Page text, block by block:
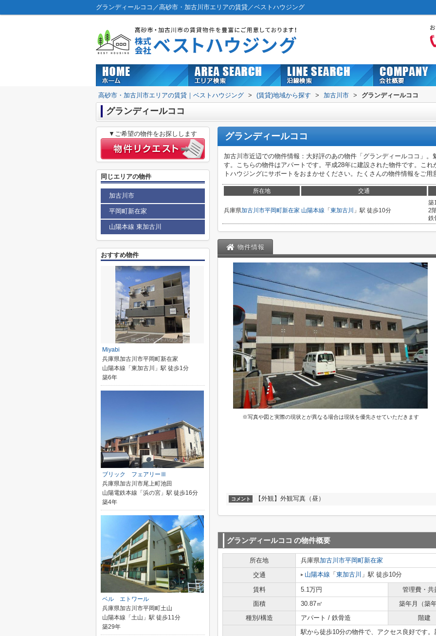
グランディールココ／高砂市・加古川市エリアの賃貸／ベストハウジング
高砂市・加古川市エリアの賃貸｜ベストハウジング > (賃貸)地域から探す > 加古川市 > グランディールココ
グランディールココ
グランディールココ
加古川市近辺での物件情報：大好評のあの物件「グランディールココ」
す。こちらの物件はアパートです。平成28年に建設された物件です。こ
トハウジングにサポートをおまかせください。たくさんの物件情報をご用
所在地 交通
兵庫県加古川市平岡町新在家 山陽本線 「 東加古川 」駅 徒歩10分
築
2
鉄
物件情報
※写真や図と実際の現状とが異なる場合は現状を優先させていただきます
コメント 【外観】外観写真（昼）
グランディールココ の物件概要
所在地 兵庫県加古川市平岡町新在家
交通
山陽本線 「 東加古川 」駅 徒歩10分
賃料 5.1万円
管理費・共
面積
30.87㎡
築年月（築
種別/構造
アパート / 鉄骨造 階建
駅から徒歩10分の物件で、アクセス良好です
▼ご希望の物件をお探しします
同じエリアの物件
加古川市
平岡町新在家
山陽本線 東加古川
おすすめ物件
Miyabi
兵庫県加古川市平岡町新在家
山陽本線「東加古川」駅 徒歩1分
築6年
ブリック フェアリーⅢ
兵庫県加古川市尾上町池田
山陽電鉄本線「浜の宮」駅 徒歩16分
築4年
ベル エトワール
兵庫県加古川市平岡町土山
山陽本線「土山」駅 徒歩11分
築29年